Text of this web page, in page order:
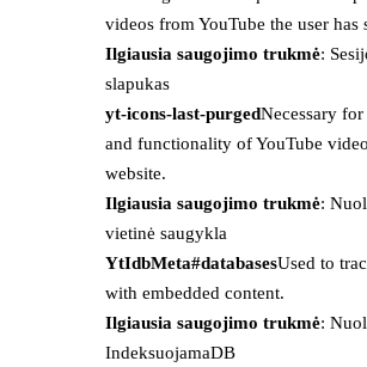
videos from YouTube the user has
Ilgiausia saugojimo trukmė:
slapukas
yt-icons-last-purgedNecessary
and functionality of YouTube
website.
Ilgiausia saugojimo trukmė:
vietinė saugykla
YtIdbMeta#databasesUsed to
with embedded content.
Ilgiausia saugojimo trukmė:
IndeksuojamaDB